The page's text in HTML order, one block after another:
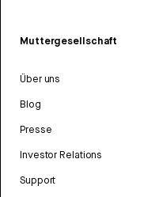
Muttergesellschaft
Über uns
Blog
Presse
Investor Relations
Support